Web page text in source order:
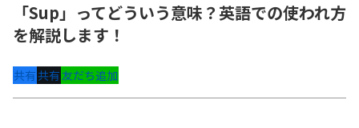
「Sup」ってどういう意味？英語での使われ方
を解説します！
共有共有友だち追加